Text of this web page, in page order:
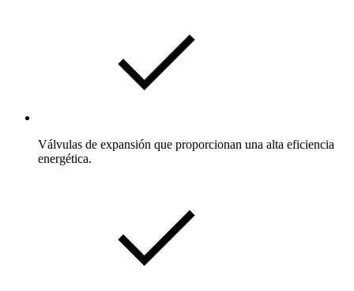
Válvulas de expansión que proporcionan una alta eficiencia
energética.